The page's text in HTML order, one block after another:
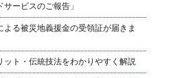
サービスのご報告」
る被災地義援金の受領証が届きま
ト・伝統技法をわかりやすく解説